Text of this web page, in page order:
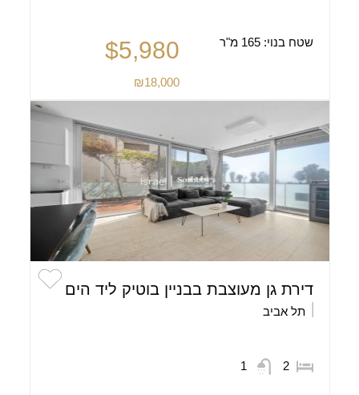
שטח בנוי:165 מ"ר $5,980
₪18,000
דירת גן מעוצבת בבניין בוטיק ליד הים
תל אביב
2
1